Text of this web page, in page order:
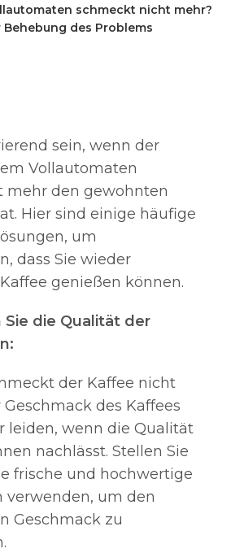
schmeckt nicht mehr?
Behebung des Problems
sein, wenn der
Vollautomaten
mehr den gewohnten
Hier sind einige häufige
um
dass Sie wieder
genießen können.
Sie die Qualität der
der Kaffee nicht
des Kaffees
leiden, wenn die Qualität
nachlässt. Stellen Sie
frische und hochwertige
verwenden, um den
Geschmack zu